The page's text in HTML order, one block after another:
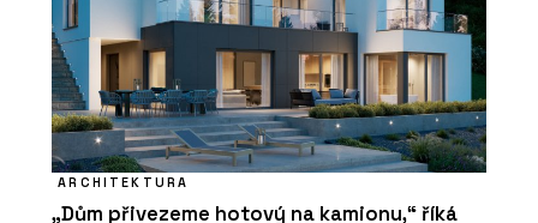
ARCHITEKTURA
„Dům přivezeme hotový na kamionu,“ říká